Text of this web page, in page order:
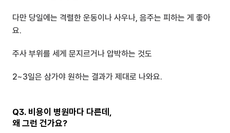
다만 당일에는 격렬한 운동이나 사우나, 음주는 피하는 게 좋아
요.
주사 부위를 세게 문지르거나 압박하는 것도
2~3일은 삼가야 원하는 결과가 제대로 나와요.
Q3. 비용이 병원마다 다른데,
왜 그런 건가요?